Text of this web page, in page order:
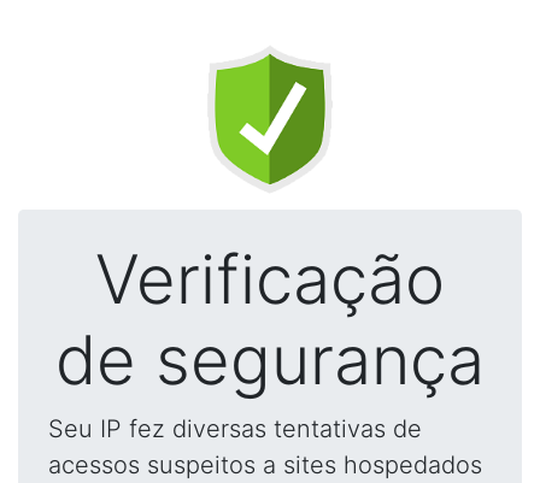
Verificação
de segurança
Seu IP fez diversas tentativas de
acessos suspeitos a sites hospedados